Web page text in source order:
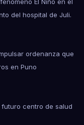
del hospital de Juli.
ordenanza que
en Puno
centro de salud